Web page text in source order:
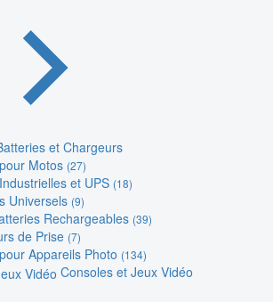
et Chargeurs
Motos (27)
et UPS (18)
Universels (9)
Rechargeables (39)
de Prise (7)
Appareils Photo (134)
Consoles et Jeux Vidéo